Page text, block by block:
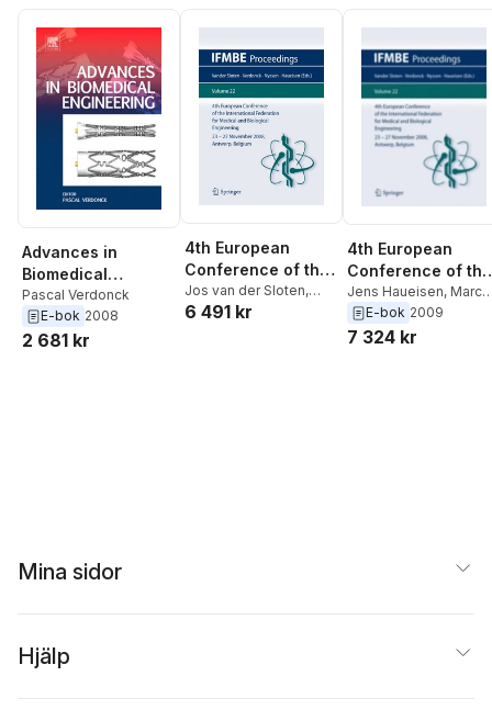
Advances in
Biomedical
Engineering
Pascal Verdonck
E-bok 2008
2 681 kr
4th European
Conference of the
International
Federation for
Jos van der Sloten,
Pascal Verdonck
6 491 kr
4th European
Conference of the
International
Federation for
Medical and
Jens Haueisen, Marc
Nyssen,Pascal
Verdonck,Jos van der
E-bok 2009
7 324 kr
Mina sidor
Hjälp